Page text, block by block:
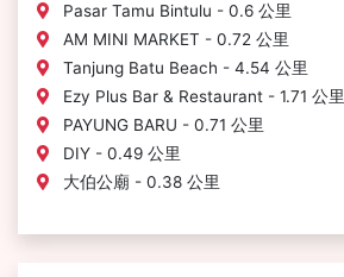
Pasar Tamu Bintulu - 0.6 公里
AM MINI MARKET - 0.72 公里
Tanjung Batu Beach - 4.54 公里
Ezy Plus Bar & Restaurant - 1.71 公里
PAYUNG BARU - 0.71 公里
DIY - 0.49 公里
大伯公廟 - 0.38 公里